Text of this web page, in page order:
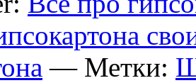
— Метки: